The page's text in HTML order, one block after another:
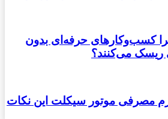
کسب‌وکارهای حرفه‌ای بدون
می‌کنند؟
مصرفی موتور سیکلت این نکات